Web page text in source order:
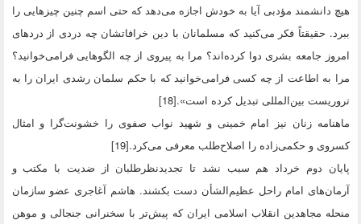
هیچ دانشمند مؤدبی آیا به خودش اجازه می‌دهد که حتی اسم چنین چیزهایی را
ببرد. حقیقتاً فکر می‌کنید که مسلمانان با دین خرافاتشان چه دردی از دردهای
امروز جامعه بشری دوا کرده‌اند؟ مرا به پیروی از چه الگوهایی فرامی‌خوانید؟
مرا به اطاعت از چه کسی فرامی‌خوانید که با حکم سلمان رشدی ایران را به
تروریست بین‌المللی تبدیل کرده است».[18]
ماهنامه زنان نیز امام خمینی و شهید نواب صفوی را خشونت‌گرا و امثال
کسروی و حکمی‌زاده را اصلاح‌طلب معرفی می‌کرد.[19]
پایان دوم خرداد هم سبب نشد تا تجدیدنظرطلبان از ضدیت با مکتب و
آرمان‌های امام راحل عظیم‌الشأن دست بکشند. هاشم آغاجری عضو سازمان
منحله مجاهدین انقلاب اسلامی ایران که پیش‌تر با سخنرانی جنجالی و موهن